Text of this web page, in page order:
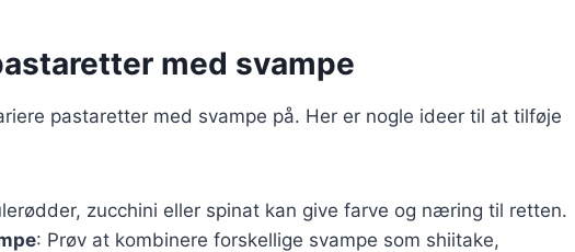
med svampe
pastaretter med svampe på. Her er nogle ideer til at tilføje
zucchini eller spinat kan give farve og næring til retten.
: Prøv at kombinere forskellige svampe som shiitake,